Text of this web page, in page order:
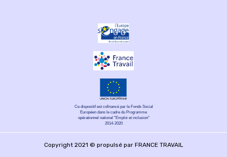
Ce dispositif est cofinancé par le Fonds Social
Européen dans le cadre du Programme
opérationnel national "Emploi et inclusion"
2014-2020
Copyright 2021 © propulsé par FRANCE TRAVAIL